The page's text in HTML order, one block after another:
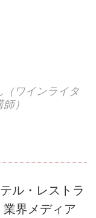
（ワインライタ
）
ル・レストラ
界メディア